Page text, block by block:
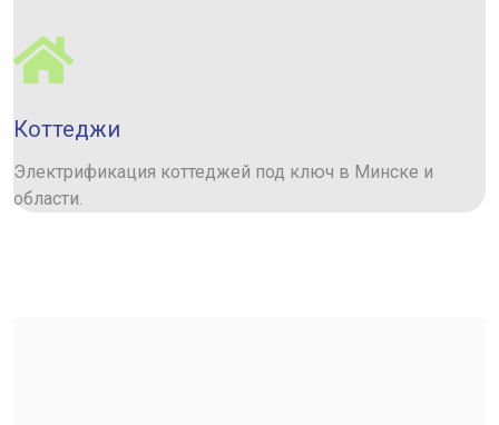
Коттеджи
Электрификация коттеджей под ключ в Минске и
области.